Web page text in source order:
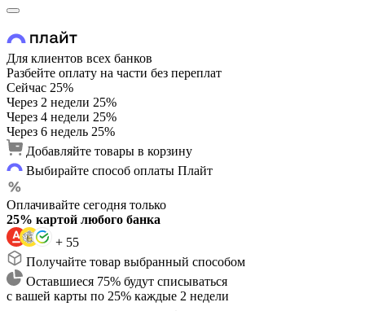
Для клиентов всех банков
Разбейте оплату на части без переплат
Сейчас 25%
Через 2 недели 25%
Через 4 недели 25%
Через 6 недель 25%
Добавляйте товары в корзину
Выбирайте способ оплаты Плайт
Оплачивайте сегодня только
25% картой любого банка
+ 55
Получайте товар выбранный способом
Оставшиеся 75% будут списываться
с вашей карты по 25% каждые 2 недели